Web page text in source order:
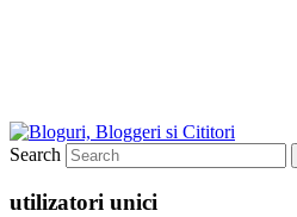
Search
utilizatori unici